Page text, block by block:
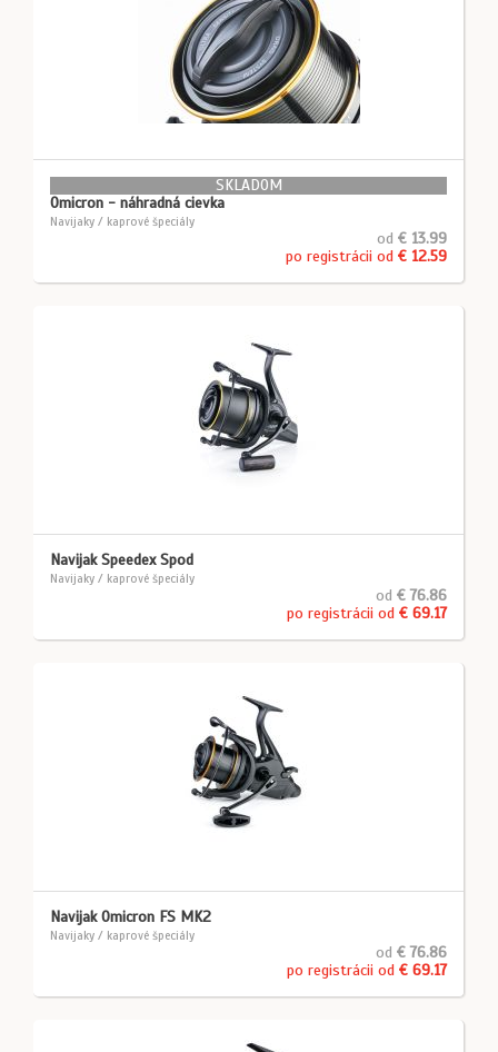
SKLADOM
Omicron - náhradná cievka
Navijaky / kaprové špeciály
od € 13.99
po registrácii od € 12.59
Navijak Speedex Spod
Navijaky / kaprové špeciály
od € 76.86
po registrácii od € 69.17
Navijak Omicron FS MK2
Navijaky / kaprové špeciály
od € 76.86
po registrácii od € 69.17